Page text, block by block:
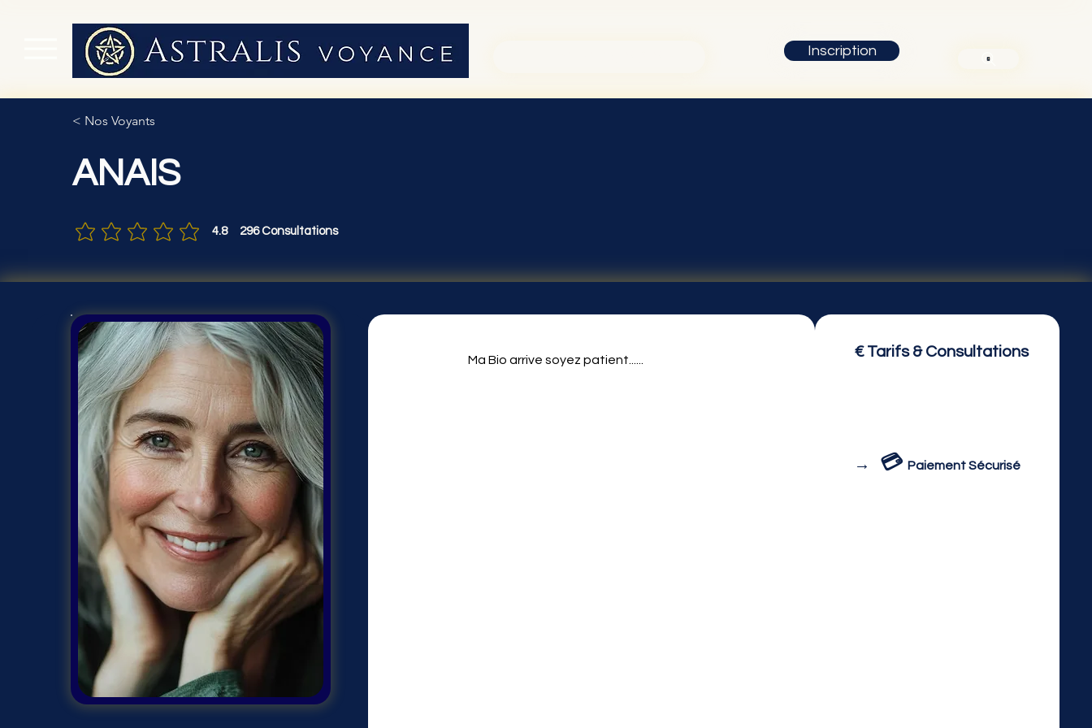
Inscription
< Nos Voyants
ANAIS
4.8 296 Consultations
la note moyenne est 4.8 sur 5, d'après 296 votes, Consultations
Ma Bio arrive soyez patient...... € Tarifs & Consultations
→ 💳Paiement Sécurisé